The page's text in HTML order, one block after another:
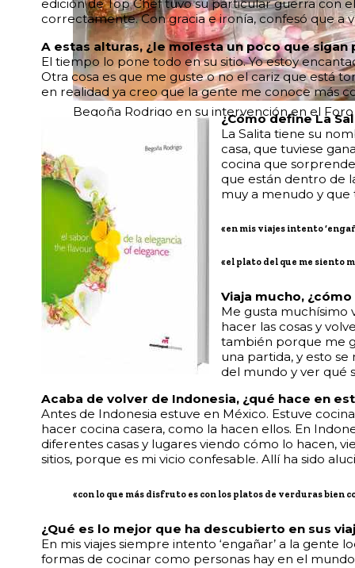
Begoña Rodrigo en su intervención en el
edición de Top Chef tuvo su particular guerra
correctamente. Con gracia e ironía, confesó que a
A estas alturas, ¿le molesta un poco que
El tiempo lo pone todo en su sitio. Yo estoy
Otra cosa es que me guste o no el cariz que está
en realidad ya creo que la gente me conoce más
¿Cómo define La
La Salita tiene su
casa, que tuviese
cocina que
que están dentro de
muy a menudo y que
«en mis viajes intento
«el plato del que me siento
Viaja mucho,
Me gusta muchísimo
hacer las cosas y
también porque me
una partida, y esto
del mundo y ver qué
Acaba de volver de Indonesia, ¿qué hace en
Antes de Indonesia estuve en México. Estuve
hacer cocina casera, como la hacen ellos. En
diferentes casas y lugares viendo cómo lo hacen,
sitios, porque es mi vicio confesable. Allí ha sido
«con lo que más disfruto es con los platos de verduras bien
¿Qué es lo mejor que ha descubierto en sus
En mis viajes siempre intento ‘engañar’ a la
formas de cocinar como personas hay en el